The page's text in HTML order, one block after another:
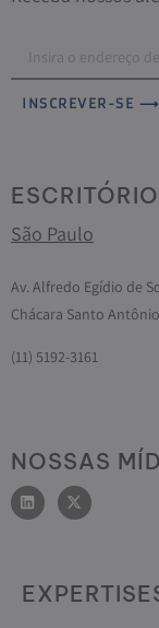
INSCREVER-SE ⟶
São Paulo
Av. Alfredo Egídio de
Chácara Santo
(11) 5192-3161
NOSSAS